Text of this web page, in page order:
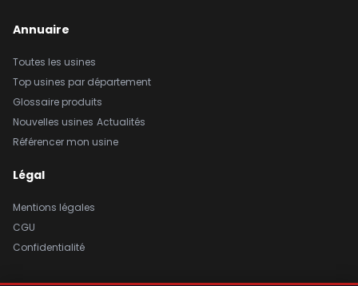
Annuaire
Toutes les usines
Top usines par département
Glossaire produits
Nouvelles usines Actualités
Référencer mon usine
Légal
Mentions légales
CGU
Confidentialité